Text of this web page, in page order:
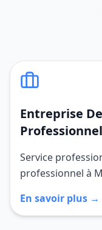
Entreprise
Professionnel
Service
professionnel à
En savoir plus →